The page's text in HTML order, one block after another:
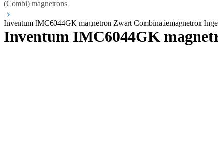
(Combi) magnetrons
Inventum IMC6044GK magnetron Zwart Combinatiemagnetron
Inventum IMC6044GK